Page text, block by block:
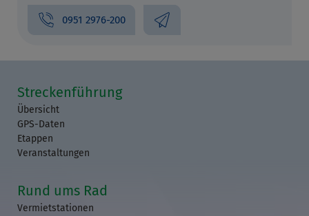
0951 2976-200
Streckenführung
Übersicht
GPS-Daten
Etappen
Veranstaltungen
Rund ums Rad
Vermietstationen